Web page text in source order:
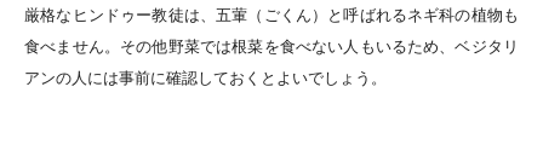
厳格なヒンドゥー教徒は、五葷（ごくん）と呼ばれるネギ科の植物も
食べません。その他野菜では根菜を食べない人もいるため、ベジタリ
アンの人には事前に確認しておくとよいでしょう。